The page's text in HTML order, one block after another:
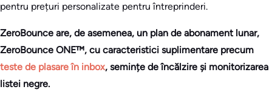
pentru prețuri personalizate pentru întreprinderi.
ZeroBounce are, de asemenea, un plan de abonament lunar,
ZeroBounce ONE™, cu caracteristici suplimentare precum
teste de plasare în inbox, semințe de încălzire și monitorizarea
listei negre.